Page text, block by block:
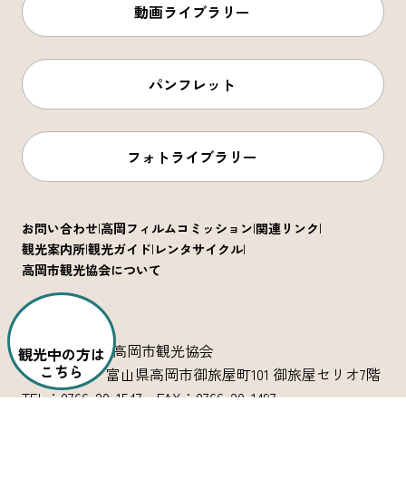
動画ライブラリー
パンフレット
フォトライブラリー
お問い合わせ 高岡フィルムコミッション 関連リンク
観光案内所観光ガイド レンタサイクル
高岡市観光協会について
公益社団法人 高岡市観光協会
〒933-0029 富山県高岡市御旅屋町101 御旅屋セリオ7階
TEL：0766-20-1547 FAX：0766-20-1497
観光中の方は
こちら